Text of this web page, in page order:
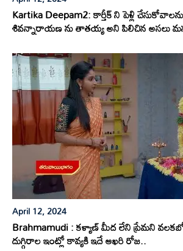
Kartika Deepam2: కార్తీక్ ని పెళ్లి
శివన్నారాయణ ను తాతయ్య అని పిలిచిన అసలు
April 12, 2024
Brahmamudi : కళ్యాణ్ మీద లేని ప్రేమని
దుగ్గిరాల ఇంట్లో కావ్యకి ఇదే ఆఖరి రోజ..